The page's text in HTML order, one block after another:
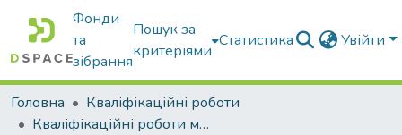
Фонди
та
зібрання
Пошук за
критеріями
Статистика Увійти
Головна
Кваліфікаційні роботи
Кваліфікаційні роботи магістрів